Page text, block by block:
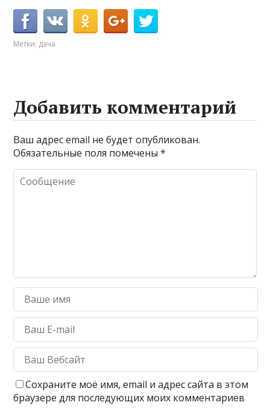
Метки: дача
Добавить комментарий
Ваш адрес email не будет опубликован.
Обязательные поля помечены*
Сохраните моё имя, email и адрес сайта в этом
браузере для последующих моих комментариев